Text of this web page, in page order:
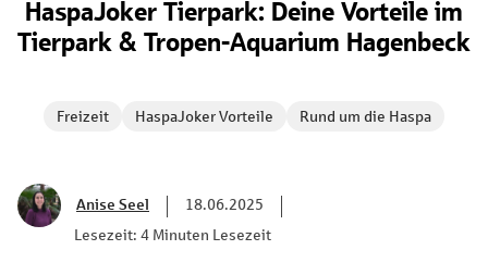
HaspaJoker Tierpark: Deine Vorteile im
Tierpark & Tropen-Aquarium Hagenbeck
Freizeit HaspaJoker Vorteile Rund um die Haspa
Anise Seel
18.06.2025
Lesezeit: 4 Minuten Lesezeit